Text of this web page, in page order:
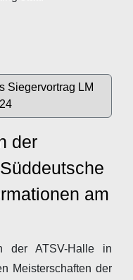
Siegervortrag LM
der
am
der ATSV-Halle in
Meisterschaften der